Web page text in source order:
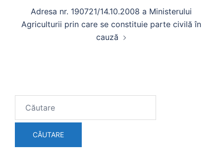
Adresa nr. 190721/14.10.2008 a Ministerului
Agriculturii prin care se constituie parte civilă în
cauză